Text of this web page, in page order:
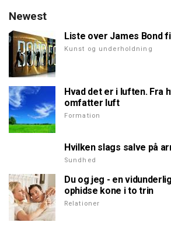
Newest
Liste over James Bond
Kunst og underholdning
Hvad det er i luften. Fra
omfatter luft
Formation
Hvilken slags salve på
Sundhed
Du og jeg - en
ophidse kone i to trin
Relationer